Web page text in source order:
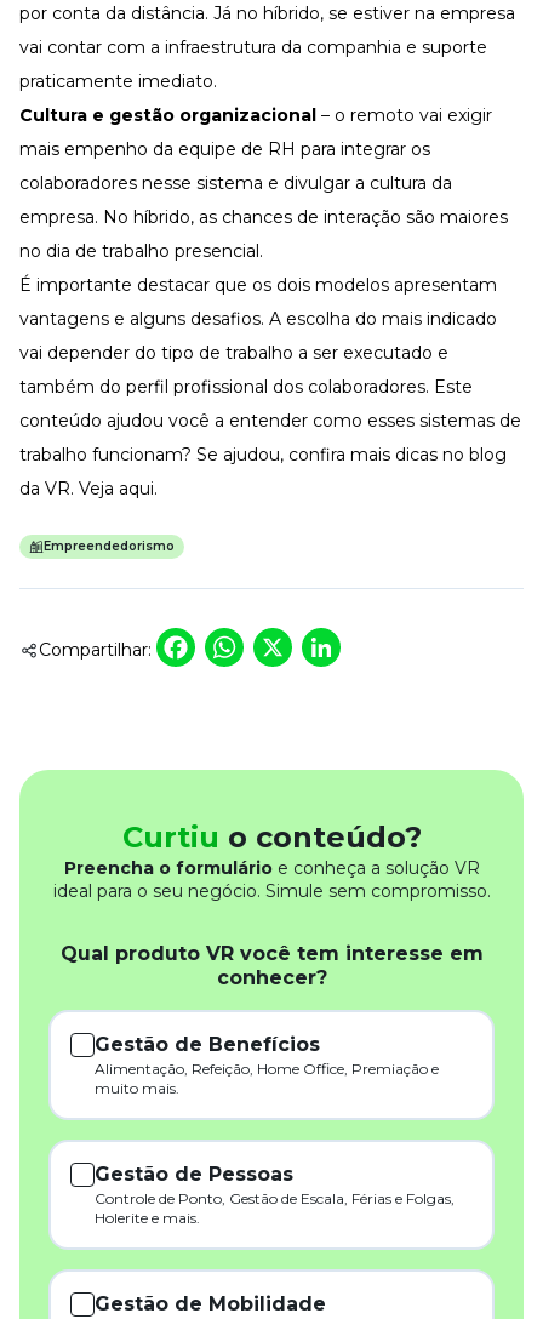
por conta da distância. Já no híbrido, se estiver na empresa
vai contar com a infraestrutura da companhia e suporte
praticamente imediato.
Cultura e gestão organizacional – o remoto vai exigir
mais empenho da equipe de RH para integrar os
colaboradores nesse sistema e divulgar a cultura da
empresa. No híbrido, as chances de interação são maiores
no dia de trabalho presencial.
É importante destacar que os dois modelos apresentam
vantagens e alguns desafios. A escolha do mais indicado
vai depender do tipo de trabalho a ser executado e
também do perfil profissional dos colaboradores. Este
conteúdo ajudou você a entender como esses sistemas de
trabalho funcionam? Se ajudou, confira mais dicas no blog
da VR. Veja aqui.
Empreendedorismo
Compartilhar: Facebook
WhatsApp
X
Curtiu o conteúdo?
Preencha o formulárioe conheça a solução VR
ideal para o seu negócio. Simule sem compromisso.
Qual produto VR você tem interesse em
conhecer?
Gestão de Benefícios
Alimentação, Refeição, Home Office, Premiação e
muito mais.
Gestão de Pessoas
Controle de Ponto, Gestão de Escala, Férias e Folgas,
Holerite e mais.
Gestão de Mobilidade